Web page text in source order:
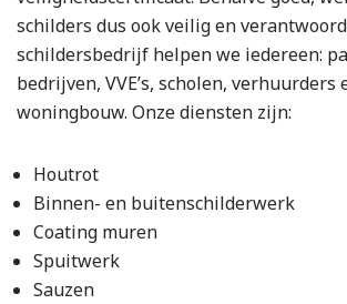
schilders dus ook veilig en
schildersbedrijf helpen we iedereen:
bedrijven, VVE’s, scholen, verhuurders
woningbouw. Onze diensten zijn:
Houtrot
Binnen- en buitenschilderwerk
Coating muren
Spuitwerk
Sauzen